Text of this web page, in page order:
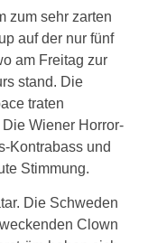
zum sehr zarten
auf der nur fünf
am Freitag zur
stand. Die
traten
Wiener Horror-
Kontrabass und
Stimmung.
Die Schweden
Clown